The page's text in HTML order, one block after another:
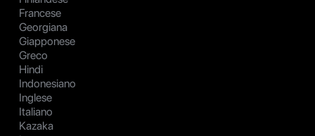
Francese
Georgiana
Giapponese
Greco
Hindi
Indonesiano
Inglese
Italiano
Kazaka